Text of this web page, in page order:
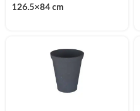
126.5×84 cm